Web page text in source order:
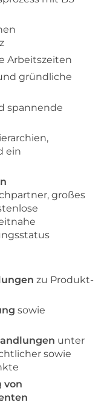
Arbeitszeiten
gründliche
spannende
ein
großes
zu Produkt-
sowie
unter
sowie
von